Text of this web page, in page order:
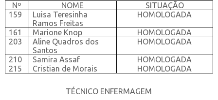
Nº
NOME
SITUAÇÃO
159
Luisa Teresinha
Ramos Freitas
HOMOLOGADA
161 Marione Knop
HOMOLOGADA
203
Aline Quadros dos
Santos
HOMOLOGADA
210 Samira Assaf
HOMOLOGADA
215
Cristian de Morais HOMOLOGADA
TÉCNICO ENFERMAGEM